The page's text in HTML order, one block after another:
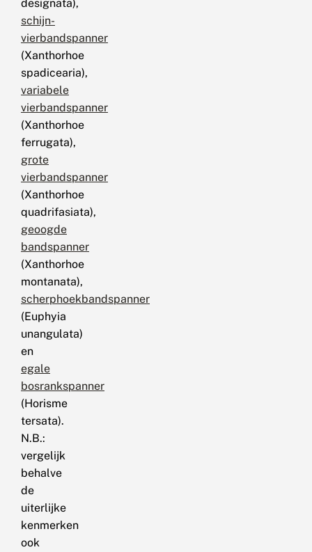
designata),
schijn-
vierbandspanner
(Xanthorhoe
spadicearia),
variabele
vierbandspanner
(Xanthorhoe
ferrugata),
grote
vierbandspanner
(Xanthorhoe
quadrifasiata),
geoogde
bandspanner
(Xanthorhoe
montanata),
scherphoekbandspanner
(Euphyia
unangulata)
en
egale
bosrankspanner
(Horisme
tersata).
N.B.:
vergelijk
behalve
de
uiterlijke
kenmerken
ook